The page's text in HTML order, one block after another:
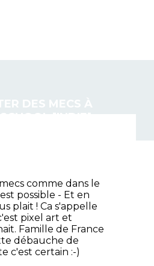
comme dans le
possible - Et en
plait ! Ca s'appelle
pixel art et
Famille de France
débauche de
c'est certain :-)